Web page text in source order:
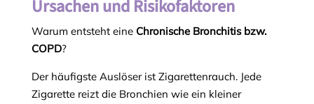
Ursachen und Risikofaktoren
Warum entsteht eine Chronische Bronchitis bzw.
COPD?
Der häufigste Auslöser ist Zigarettenrauch. Jede
Zigarette reizt die Bronchien wie ein kleiner